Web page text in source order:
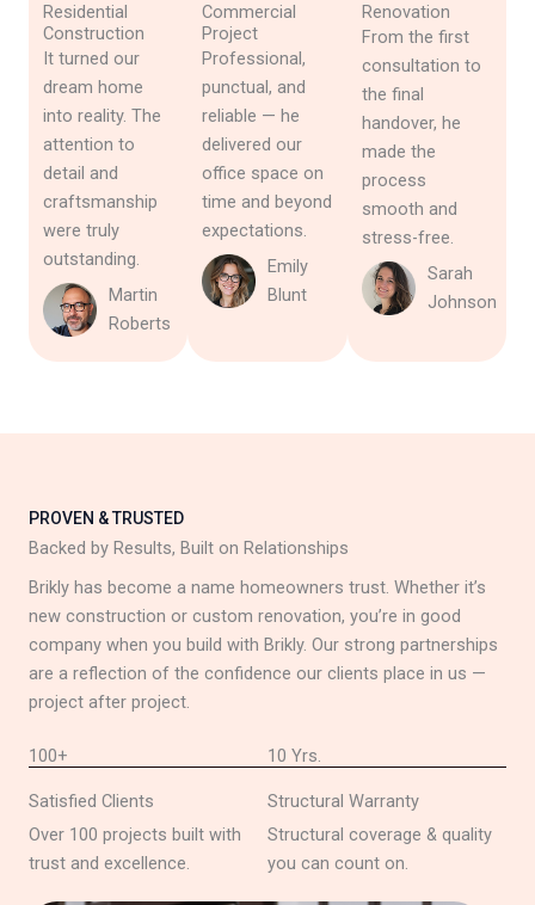
Residential
Construction
It turned our
dream home
into reality. The
attention to
detail and
craftsmanship
were truly
outstanding.
Martin
Roberts
Commercial
Project
Professional,
punctual, and
reliable — he
delivered our
office space on
time and beyond
expectations.
Emily
Blunt
Renovation
From the first
consultation to
the final
handover, he
made the
process
smooth and
stress-free.
Sarah
Johnson
PROVEN & TRUSTED
Backed by Results, Built on Relationships
Brikly has become a name homeowners trust. Whether it’s
new construction or custom renovation, you’re in good
company when you build with Brikly. Our strong partnerships
are a reflection of the confidence our clients place in us —
project after project.
100+
Satisfied Clients
Over 100 projects built with
trust and excellence.
10 Yrs.
Structural Warranty
Structural coverage & quality
you can count on.